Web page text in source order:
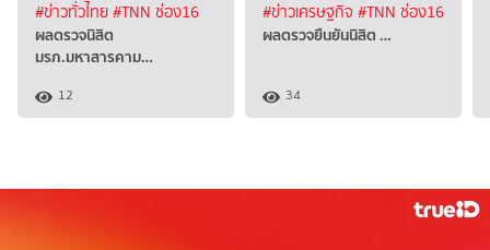
#ข่าวทั่วไทย#TNN ช่อง16
ผลตรวจนิสิต
มรภ.มหาสารคาม…
12
#ข่าวเศรษฐกิจ #TNN ช่อง16
ผลตรวจยืนยันนิสิต …
34